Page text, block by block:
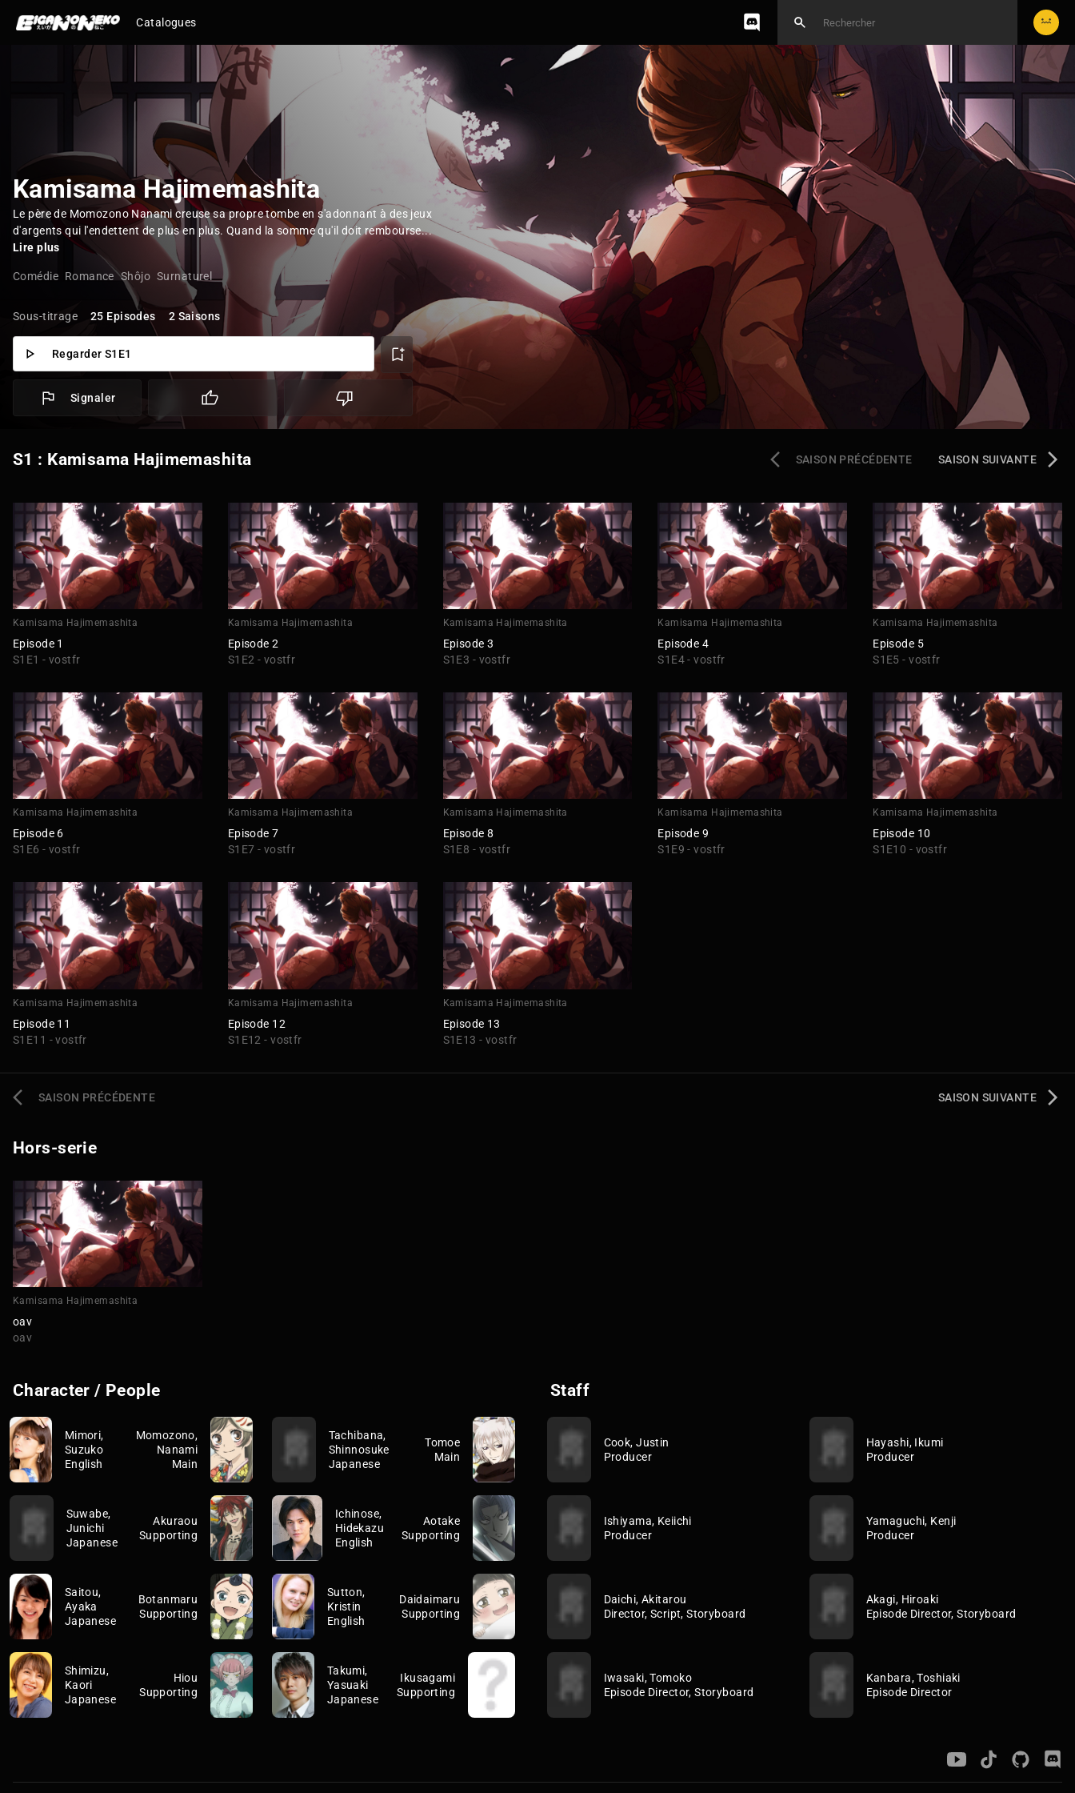
Catalogues
Kamisama Hajimemashita
Le père de Momozono Nanami creuse sa propre tombe en s'adonnant à des jeux
d'argents qui l'endettent de plus en plus. Quand la somme qu'il doit rembourse...
Lire plus
Comédie Romance Shôjo Surnaturel
Sous-titrage 25 Episodes 2 Saisons
Regarder S1E1
Signaler
S1 : Kamisama Hajimemashita SAISON PRÉCÉDENTE SAISON SUIVANTE
Kamisama Hajimemashita
Episode 1
S1E1 - vostfr
Kamisama Hajimemashita
Episode 2
S1E2 - vostfr
Kamisama Hajimemashita
Episode 3
S1E3 - vostfr
Kamisama Hajimemashita
Episode 4
S1E4 - vostfr
Kamisama Hajimemashita
Episode 5
S1E5 - vostfr
Kamisama Hajimemashita
Episode 6
S1E6 - vostfr
Kamisama Hajimemashita
Episode 7
S1E7 - vostfr
Kamisama Hajimemashita
Episode 8
S1E8 - vostfr
Kamisama Hajimemashita
Episode 9
S1E9 - vostfr
Kamisama Hajimemashita
Episode 10
S1E10 - vostfr
Kamisama Hajimemashita
Episode 11
S1E11 - vostfr
Kamisama Hajimemashita
Episode 12
S1E12 - vostfr
Kamisama Hajimemashita
Episode 13
S1E13 - vostfr
SAISON PRÉCÉDENTE SAISON SUIVANTE
Hors-serie
Kamisama Hajimemashita
oav
oav
Character / People
Mimori,
Suzuko
English
Momozono,
Nanami
Main
Tachibana,
Shinnosuke
Japanese
Tomoe
Main
Suwabe,
Junichi
Japanese
Akuraou
Supporting
Ichinose,
Hidekazu
English
Aotake
Supporting
Saitou,
Ayaka
Japanese
Botanmaru
Supporting
Sutton,
Kristin
English
Daidaimaru
Supporting
Shimizu,
Kaori
Japanese
Hiou
Supporting
Takumi,
Yasuaki
Japanese
Ikusagami
Supporting
Staff
Cook, Justin
Producer
Hayashi, Ikumi
Producer
Ishiyama, Keiichi
Producer
Yamaguchi, Kenji
Producer
Daichi, Akitarou
Director, Script, Storyboard
Akagi, Hiroaki
Episode Director, Storyboard
Iwasaki, Tomoko
Episode Director, Storyboard
Kanbara, Toshiaki
Episode Director